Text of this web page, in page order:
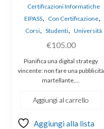
Certificazioni Informatiche
EIPASS, Con Certificazione,
Corsi, Studenti, Università
€105.00
Pianifica una digital strategy
vincente: non fare una pubblicità
martellante,…
Aggiungi al carrello
Aggiungi alla lista